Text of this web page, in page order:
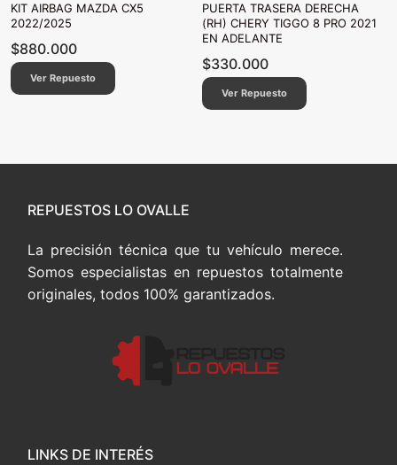
KIT AIRBAG MAZDA CX5
2022/2025
$880.000
Ver Repuesto
PUERTA TRASERA DERECHA
(RH) CHERY TIGGO 8 PRO 2021
EN ADELANTE
$330.000
Ver Repuesto
REPUESTOS LO OVALLE
La precisión técnica que tu vehículo merece.
Somos especialistas en repuestos totalmente
originales, todos 100% garantizados.
LINKS DE INTERÉS